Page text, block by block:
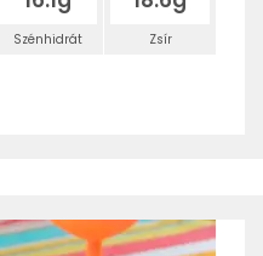
Szénhidrát Zsír